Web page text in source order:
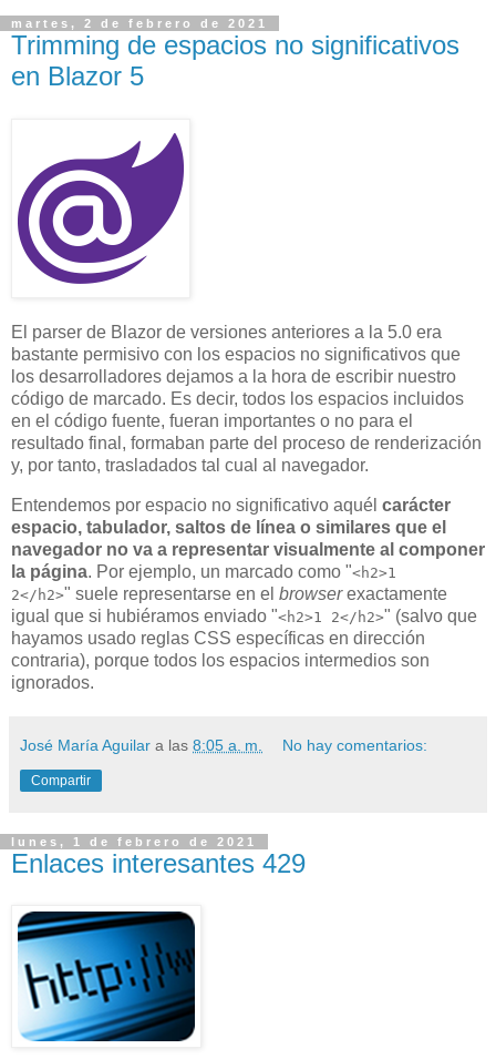
martes, 2 de febrero de 2021
Trimming de espacios no significativos
en Blazor 5
El parser de Blazor de versiones anteriores a la 5.0 era
bastante permisivo con los espacios no significativos que
los desarrolladores dejamos a la hora de escribir nuestro
código de marcado. Es decir, todos los espacios incluidos
en el código fuente, fueran importantes o no para el
resultado final, formaban parte del proceso de renderización
y, por tanto, trasladados tal cual al navegador.
Entendemos por espacio no significativo aquél carácter
espacio, tabulador, saltos de línea o similares que el
navegador no va a representar visualmente al componer
la página. Por ejemplo, un marcado como "<h2>1
2</h2>" suele representarse en el browserexactamente
igual que si hubiéramos enviado "<h2>1 2</h2>" (salvo que
hayamos usado reglas CSS específicas en dirección
contraria), porque todos los espacios intermedios son
ignorados.
José María Aguilar a las 8:05 a. m. No hay comentarios:
Compartir
lunes, 1 de febrero de 2021
Enlaces interesantes 429